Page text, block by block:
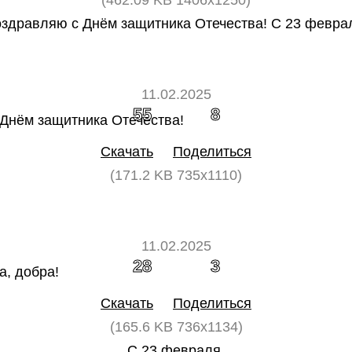
с Днём защитника Отечества! С 23
11.02.2025
55 8
Скачать
Поделиться
(171.2 KB 735x1110)
11.02.2025
28 3
Скачать
Поделиться
(165.6 KB 736x1134)